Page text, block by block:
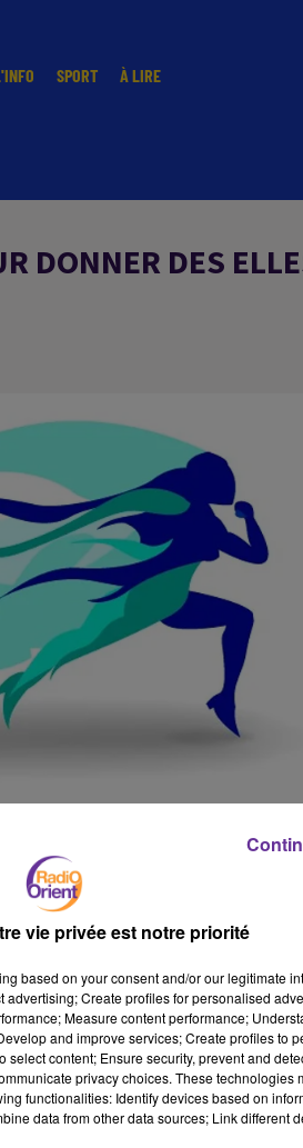
SPORT À LIRE
DONNER DES
vie privée est notre priorité
based on your consent and/or our legitimate
Create profiles for personalised
Measure content performance;
and improve services; Create profiles to
content; Ensure security, prevent and
privacy choices. These technologies
functionalities: Identify devices based on
data from other data sources; Link different